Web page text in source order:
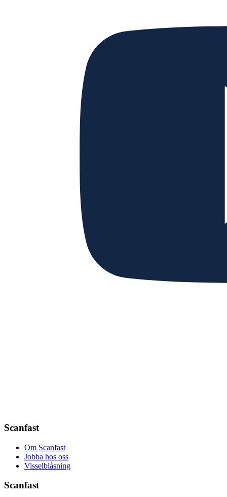
Scanfast
Om Scanfast
Jobba hos oss
Visselblåsning
Scanfast